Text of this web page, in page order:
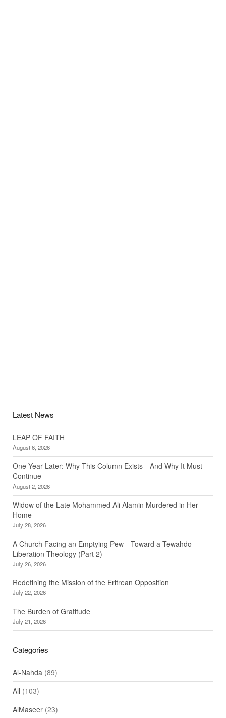
Latest News
LEAP OF FAITH
August 6, 2026
One Year Later: Why This Column Exists—And Why It Must
Continue
August 2, 2026
Widow of the Late Mohammed Ali Alamin Murdered in Her
Home
July 28, 2026
A Church Facing an Emptying Pew—Toward a Tewahdo
Liberation Theology (Part 2)
July 26, 2026
Redefining the Mission of the Eritrean Opposition
July 22, 2026
The Burden of Gratitude
July 21, 2026
Categories
Al-Nahda(89)
All (103)
AlMaseer(23)